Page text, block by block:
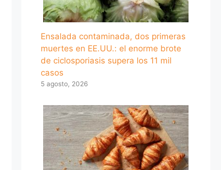
Ensalada contaminada, dos primeras
muertes en EE.UU.: el enorme brote
de ciclosporiasis supera los 11 mil
casos
5 agosto, 2026